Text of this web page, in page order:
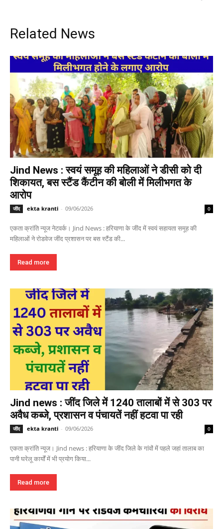
Related News
Jind News : स्वयं समूह की महिलाओं ने डीसी को दी
शिकायत, बस स्टैंड कैंटीन की बोली में मिलीभगत के
आरोप
जींद ekta kranti - 09/06/2026 0
एकता क्रांति न्यूज नेटवर्क। Jind News : हरियाणा के जींद में स्वयं सहायता समूह की
महिलाओं ने रोडवेज जींद प्रशासन पर बस स्टैंड की...
Read more
Jind news : जींद जिले में 1240 तालाबों में से 303 पर
अवैध कब्जे, प्रशासन व पंचायतें नहीं हटवा पा रही
जींद ekta kranti - 09/06/2026 0
एकता क्रांति न्यूज। Jind news : हरियाणा के जींद जिले के गांवों में पहले जहां तालाब का
पानी घरेलू कार्यों में भी प्रयोग किया...
Read more